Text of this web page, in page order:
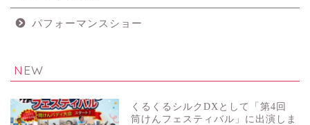
パフォーマンスショー
NEW
くるくるシルクDXとして「第4回
筒けんフェスティバル」に出演しま